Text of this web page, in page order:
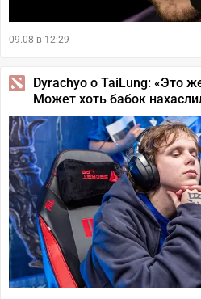
09.08 в 12:29
Dyrachyo о TaiLung: «Это
Может хоть бабок